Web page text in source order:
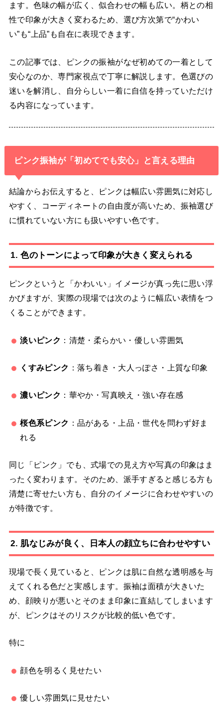
ます。色味の幅が広く、似合わせの幅も広い。柄との相
性で印象が大きく変わるため、選び方次第で“かわい
い”も“上品”も自在に表現できます。
この記事では、ピンクの振袖がなぜ初めての一着として
安心なのか、専門家視点で丁寧に解説します。色選びの
迷いを解消し、自分らしい一着に自信を持っていただけ
る内容になっています。
ピンク振袖が「初めてでも安心」と言える理由
結論からお伝えすると、ピンクは幅広い雰囲気に対応し
やすく、コーディネートの自由度が高いため、振袖選び
に慣れていない方にも扱いやすい色です。
1. 色のトーンによって印象が大きく変えられる
ピンクというと「かわいい」イメージが真っ先に思い浮
かびますが、実際の現場では次のように幅広い表情をつ
くることができます。
淡いピンク ：清楚・柔らかい・優しい雰囲気
くすみピンク ：落ち着き・大人っぽさ・上質な印象
濃いピンク ：華やか・写真映え・強い存在感
桜色系ピンク ：品がある・上品・世代を問わず好ま
れる
同じ「ピンク」でも、式場での見え方や写真の印象はま
ったく変わります。そのため、派手すぎると感じる方も
清楚に寄せたい方も、自分のイメージに合わせやすいの
が特徴です。
2. 肌なじみが良く、日本人の顔立ちに合わせやすい
現場で長く見ていると、ピンクは肌に自然な透明感を与
えてくれる色だと実感します。振袖は面積が大きいた
め、顔映りが悪いとそのまま印象に直結してしまいます
が、ピンクはそのリスクが比較的低い色です。
特に
顔色を明るく見せたい
優しい雰囲気に見せたい